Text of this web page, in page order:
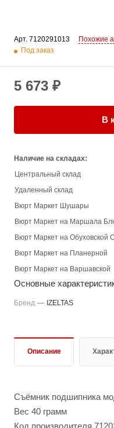
Арт. 7120291013
Похожие
Под заказ
5 673 ₽
В
Наличие на складах:
Центральный склад
Удаленный склад
Вюрт Маркет Шушары
Вюрт Маркет на Маршала
Вюрт Маркет на Обуховской
Вюрт Маркет на Планерной
Вюрт Маркет на Варшавской
Основные
Бренд — IZELTAS
Описание
Съёмник подшипника
Вес 40 грамм
Код производителя